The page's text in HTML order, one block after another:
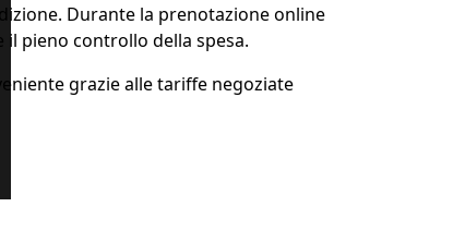
Durante la prenotazione online
pieno controllo della spesa.
grazie alle tariffe negoziate